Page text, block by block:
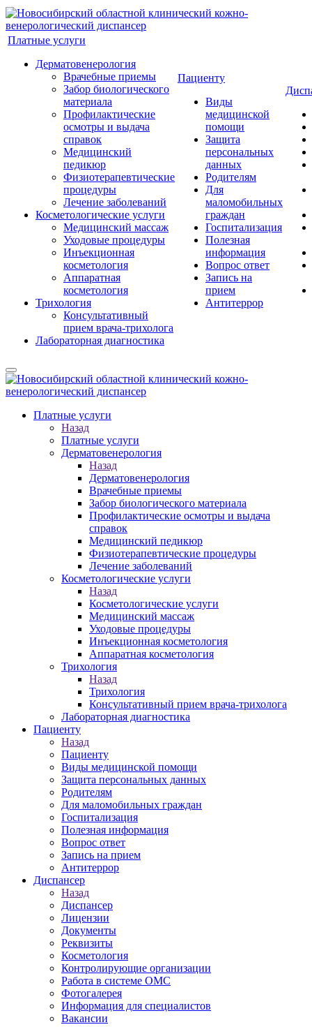
Платные услуги
Дерматовенерология
Врачебные приемы
Забор биологического
материала
Профилактические
осмотры и выдача
справок
Медицинский
педикюр
Физиотерапевтические
процедуры
Лечение заболеваний
Косметологические услуги
Медицинский массаж
Уходовые процедуры
Инъекционная
косметология
Аппаратная
косметология
Трихология
Консультативный
прием врача-трихолога
Лабораторная диагностика
Пациенту
Виды
медицинской
помощи
Защита
персональных
данных
Родителям
Для
маломобильных
граждан
Госпитализация
Полезная
информация
Вопрос ответ
Запись на
прием
Антитеррор
Платные услуги
Назад
Платные услуги
Дерматовенерология
Назад
Дерматовенерология
Врачебные приемы
Забор биологического материала
Профилактические осмотры и выдача
справок
Медицинский педикюр
Физиотерапевтические процедуры
Лечение заболеваний
Косметологические услуги
Назад
Косметологические услуги
Медицинский массаж
Уходовые процедуры
Инъекционная косметология
Аппаратная косметология
Трихология
Назад
Трихология
Консультативный прием врача-трихолога
Лабораторная диагностика
Пациенту
Назад
Пациенту
Виды медицинской помощи
Защита персональных данных
Родителям
Для маломобильных граждан
Госпитализация
Полезная информация
Вопрос ответ
Запись на прием
Антитеррор
Диспансер
Назад
Диспансер
Лицензии
Документы
Реквизиты
Косметология
Контролирующие организации
Работа в системе ОМС
Фотогалерея
Информация для специалистов
Вакансии